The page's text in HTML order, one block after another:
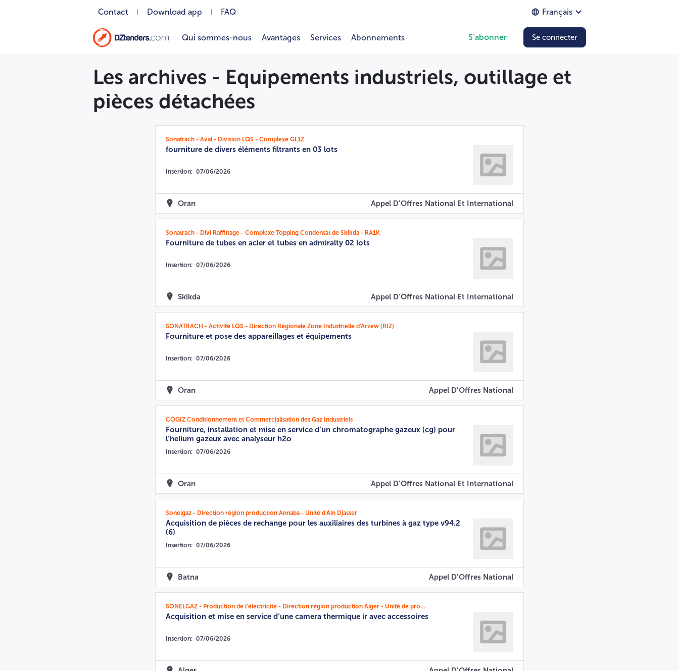
Contact Download app FAQ Français
Qui sommes-nous Avantages Services Abonnements S’abonner Se connecter
Les archives - Equipements industriels, outillage et
pièces détachées
Sonatrach - Aval - Division LQS - Complexe GL1Z
fourniture de divers éléments filtrants en 03 lots
Insertion: 07/06/2026
Oran Appel D'Offres National Et International
Sonatrach - Divi Raffinage - Complexe Topping Condensat de Skikda - RA1K
Fourniture de tubes en acier et tubes en admiralty 02 lots
Insertion: 07/06/2026
Skikda Appel D'Offres National Et International
SONATRACH - Activité LQS - Direction Régionale Zone Industrielle d'Arzew (RIZ)
Fourniture et pose des appareillages et équipements
Insertion: 07/06/2026
Oran Appel D'Offres National
COGIZ Conditionnement et Commercialisation des Gaz Industriels
Fourniture, installation et mise en service d’un chromatographe gazeux (cg) pour
l’helium gazeux avec analyseur h2o
Insertion: 07/06/2026
Oran Appel D'Offres National Et International
Sonelgaz - Direction région production Annaba - Unité d'Ain Djasser
Acquisition de pièces de rechange pour les auxiliaires des turbines à gaz type v94.2
(6)
Insertion: 07/06/2026
Batna Appel D'Offres National
SONELGAZ - Production de l'électricité - Direction région production Alger - Unité de production Boufarik 2TG
Acquisition et mise en service d’une camera thermique ir avec accessoires
Insertion: 07/06/2026